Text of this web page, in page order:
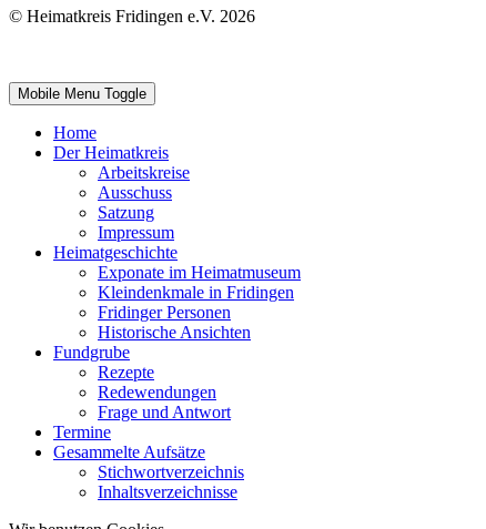
© Heimatkreis Fridingen e.V. 2026
Mobile Menu Toggle
Home
Der Heimatkreis
Arbeitskreise
Ausschuss
Satzung
Impressum
Heimatgeschichte
Exponate im Heimatmuseum
Kleindenkmale in Fridingen
Fridinger Personen
Historische Ansichten
Fundgrube
Rezepte
Redewendungen
Frage und Antwort
Termine
Gesammelte Aufsätze
Stichwortverzeichnis
Inhaltsverzeichnisse